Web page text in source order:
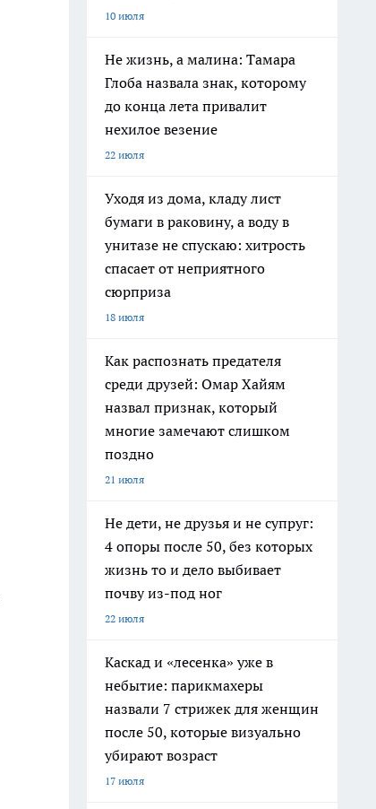
10 июля
Не жизнь, а малина: Тамара
Глоба назвала знак, которому
до конца лета привалит
нехилое везение
22 июля
Уходя из дома, кладу лист
бумаги в раковину, а воду в
унитазе не спускаю: хитрость
спасает от неприятного
сюрприза
18 июля
Как распознать предателя
среди друзей: Омар Хайям
назвал признак, который
многие замечают слишком
поздно
21 июля
Не дети, не друзья и не супруг:
4 опоры после 50, без которых
жизнь то и дело выбивает
почву из-под ног
22 июля
Каскад и «лесенка» уже в
небытие: парикмахеры
назвали 7 стрижек для женщин
после 50, которые визуально
убирают возраст
17 июля